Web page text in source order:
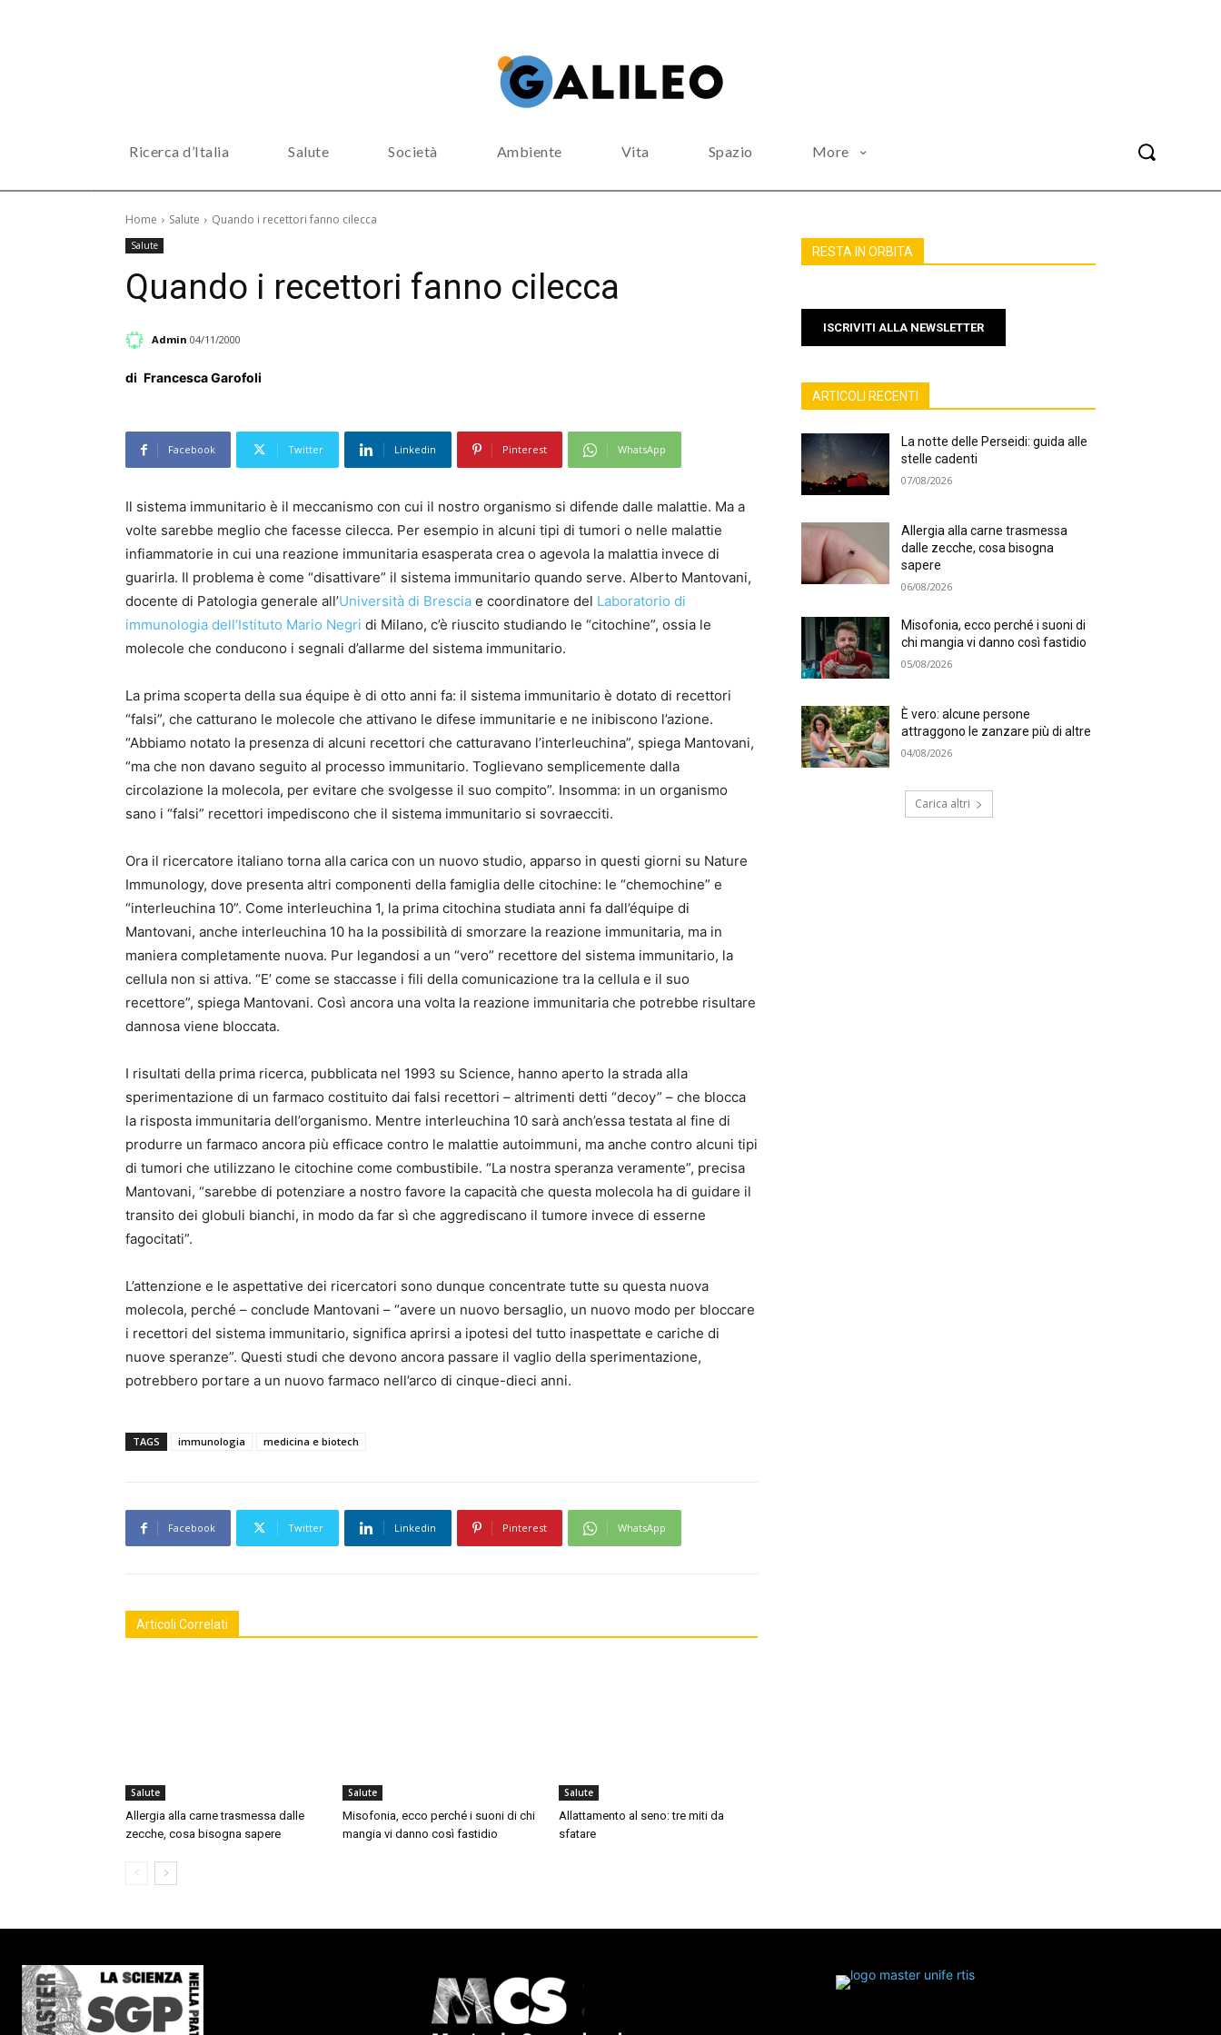
Ricerca d’Italia Salute Società Ambiente Vita Spazio More
Home Salute Quando i recettori fanno cilecca
Salute
Quando i recettori fanno cilecca
Admin 04/11/2000
di Francesca Garofoli
Facebook Twitter Linkedin Pinterest WhatsApp
Il sistema immunitario è il meccanismo con cui il nostro organismo si difende dalle malattie. Ma a
volte sarebbe meglio che facesse cilecca. Per esempio in alcuni tipi di tumori o nelle malattie
infiammatorie in cui una reazione immunitaria esasperata crea o agevola la malattia invece di
guarirla. Il problema è come “disattivare” il sistema immunitario quando serve. Alberto Mantovani,
docente di Patologia generale all’Università di Brescia e coordinatore del Laboratorio di
immunologia dell’Istituto Mario Negri di Milano, c’è riuscito studiando le “citochine”, ossia le
molecole che conducono i segnali d’allarme del sistema immunitario.
La prima scoperta della sua équipe è di otto anni fa: il sistema immunitario è dotato di recettori
“falsi”, che catturano le molecole che attivano le difese immunitarie e ne inibiscono l’azione.
“Abbiamo notato la presenza di alcuni recettori che catturavano l’interleuchina”, spiega Mantovani,
“ma che non davano seguito al processo immunitario. Toglievano semplicemente dalla
circolazione la molecola, per evitare che svolgesse il suo compito”. Insomma: in un organismo
sano i “falsi” recettori impediscono che il sistema immunitario si sovraecciti.
Ora il ricercatore italiano torna alla carica con un nuovo studio, apparso in questi giorni su Nature
Immunology, dove presenta altri componenti della famiglia delle citochine: le “chemochine” e
“interleuchina 10”. Come interleuchina 1, la prima citochina studiata anni fa dall’équipe di
Mantovani, anche interleuchina 10 ha la possibilità di smorzare la reazione immunitaria, ma in
maniera completamente nuova. Pur legandosi a un “vero” recettore del sistema immunitario, la
cellula non si attiva. “E’ come se staccasse i fili della comunicazione tra la cellula e il suo
recettore”, spiega Mantovani. Così ancora una volta la reazione immunitaria che potrebbe risultare
dannosa viene bloccata.
I risultati della prima ricerca, pubblicata nel 1993 su Science, hanno aperto la strada alla
sperimentazione di un farmaco costituito dai falsi recettori – altrimenti detti “decoy” – che blocca
la risposta immunitaria dell’organismo. Mentre interleuchina 10 sarà anch’essa testata al fine di
produrre un farmaco ancora più efficace contro le malattie autoimmuni, ma anche contro alcuni tipi
di tumori che utilizzano le citochine come combustibile. “La nostra speranza veramente”, precisa
Mantovani, “sarebbe di potenziare a nostro favore la capacità che questa molecola ha di guidare il
transito dei globuli bianchi, in modo da far sì che aggrediscano il tumore invece di esserne
fagocitati”.
L’attenzione e le aspettative dei ricercatori sono dunque concentrate tutte su questa nuova
molecola, perché – conclude Mantovani – “avere un nuovo bersaglio, un nuovo modo per bloccare
i recettori del sistema immunitario, significa aprirsi a ipotesi del tutto inaspettate e cariche di
nuove speranze”. Questi studi che devono ancora passare il vaglio della sperimentazione,
potrebbero portare a un nuovo farmaco nell’arco di cinque-dieci anni.
TAGS immunologia medicina e biotech
Facebook Twitter Linkedin Pinterest WhatsApp
Articoli Correlati
Salute
Allergia alla carne trasmessa dalle
zecche, cosa bisogna sapere
Salute
Misofonia, ecco perché i suoni di chi
mangia vi danno così fastidio
Salute
Allattamento al seno: tre miti da
sfatare
RESTA IN ORBITA
ISCRIVITI ALLA NEWSLETTER
ARTICOLI RECENTI
La notte delle Perseidi: guida alle
stelle cadenti
07/08/2026
Allergia alla carne trasmessa
dalle zecche, cosa bisogna
sapere
06/08/2026
Misofonia, ecco perché i suoni di
chi mangia vi danno così fastidio
05/08/2026
È vero: alcune persone
attraggono le zanzare più di altre
04/08/2026
Carica altri